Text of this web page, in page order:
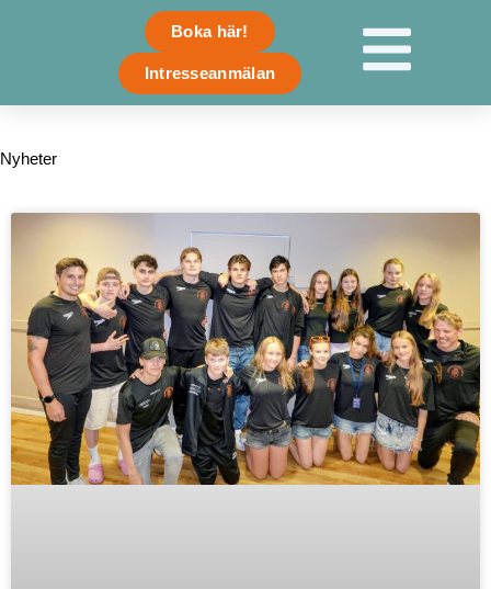
Boka här!
Intresseanmälan
Nyheter